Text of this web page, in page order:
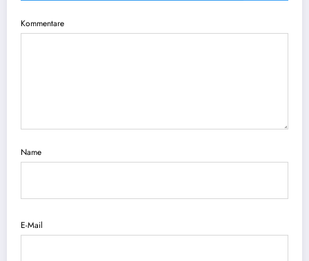
Kommentare
Name
E-Mail